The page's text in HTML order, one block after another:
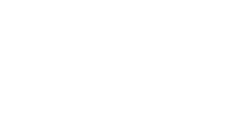
אחיד של גיל כרונולוגי.
גורף. כותבי העצומה טוענים
על בריאותם הנפשית